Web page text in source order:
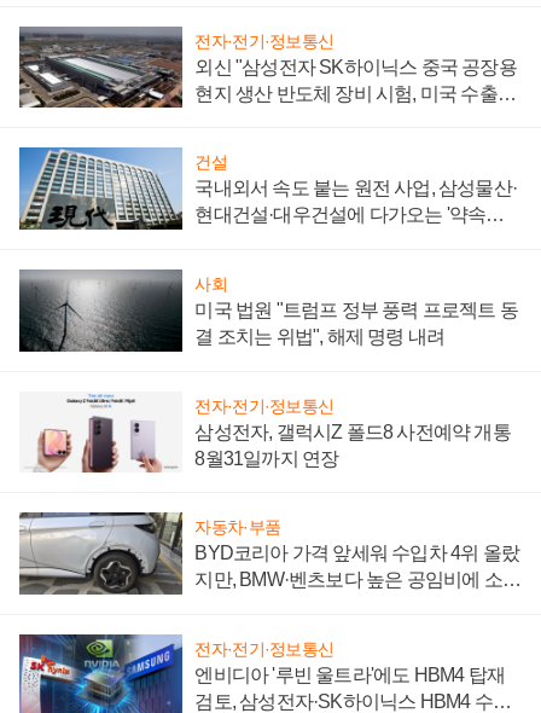
전자·전기·정보통신
외신 "삼성전자 SK하이닉스 중국 공장용
현지 생산 반도체 장비 시험, 미국 수출통
건설
국내외서 속도 붙는 원전 사업, 삼성물산·
현대건설·대우건설에 다가오는 '약속의
사회
미국 법원 "트럼프 정부 풍력 프로젝트 동
결 조치는 위법", 해제 명령 내려
전자·전기·정보통신
삼성전자, 갤럭시Z 폴드8 사전예약 개통
8월31일까지 연장
자동차·부품
BYD코리아 가격 앞세워 수입차 4위 올랐
지만, BMW·벤츠보다 높은 공임비에 소비
전자·전기·정보통신
엔비디아 '루빈 울트라'에도 HBM4 탑재
검토, 삼성전자·SK하이닉스 HBM4 수율